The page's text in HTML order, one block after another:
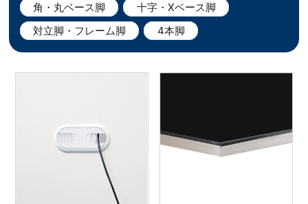
角・丸ベース脚
十字・Xベース脚
対立脚・フレーム脚
4本脚